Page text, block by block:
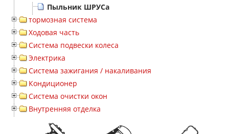
Пыльник ШРУСа
тормозная система
Ходовая часть
Система подвески колеса
Электрика
Система зажигания / накаливания
Кондиционер
Система очистки окон
Внутренняя отделка